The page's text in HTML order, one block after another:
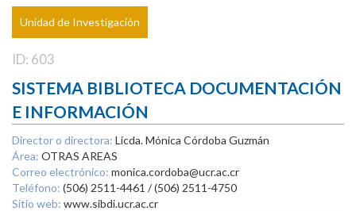
Unidad de Investigación
ID: 603
SISTEMA BIBLIOTECA DOCUMENTACIÓN
E INFORMACIÓN
Director o directora: Licda. Mónica Córdoba Guzmán
Área: OTRAS AREAS
Correo electrónico: monica.cordoba@ucr.ac.cr
Teléfono: (506) 2511-4461 / (506) 2511-4750
Sitio web: www.sibdi.ucr.ac.cr